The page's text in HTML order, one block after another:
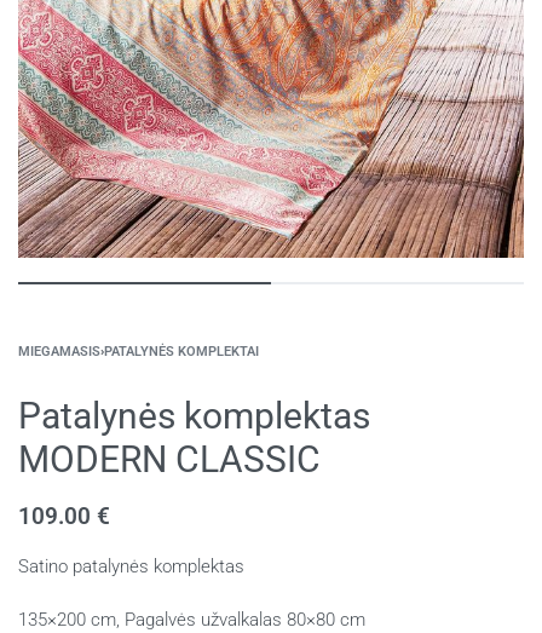
MIEGAMASIS›PATALYNĖS KOMPLEKTAI
Patalynės komplektas
MODERN CLASSIC
109.00 €
Satino patalynės komplektas
135×200 cm, Pagalvės užvalkalas 80×80 cm